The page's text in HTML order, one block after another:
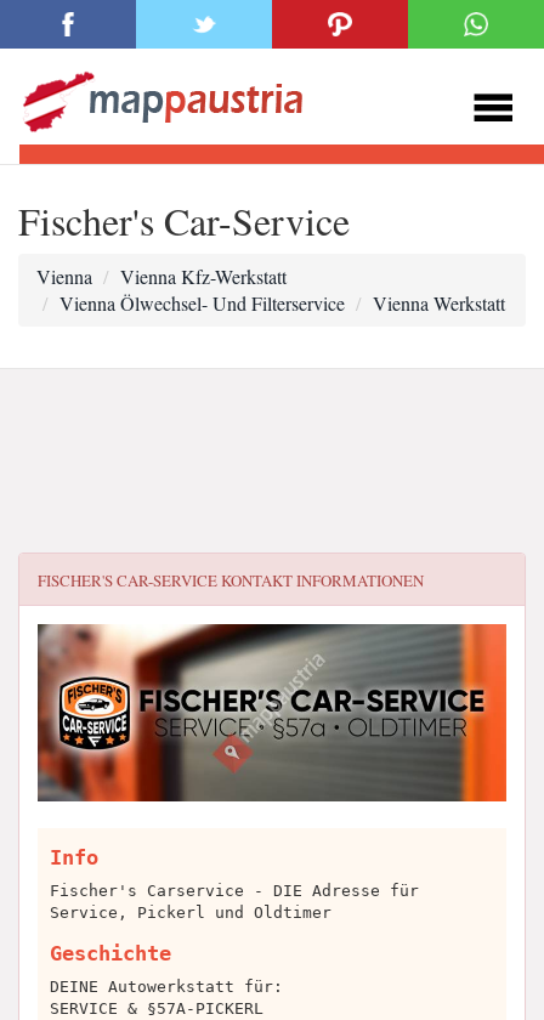
Fischer's Car-Service
Vienna
Vienna Kfz-Werkstatt
Vienna Ölwechsel- Und Filterservice
Vienna Werkstatt
FISCHER'S CAR-SERVICEKONTAKT INFORMATIONEN
Info
Fischer's Carservice - DIE Adresse für
Service, Pickerl und Oldtimer
Geschichte
DEINE Autowerkstatt für:
SERVICE & §57A-PICKERL